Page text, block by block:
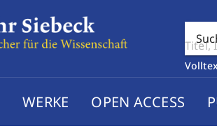
WERKE OPEN ACCESS